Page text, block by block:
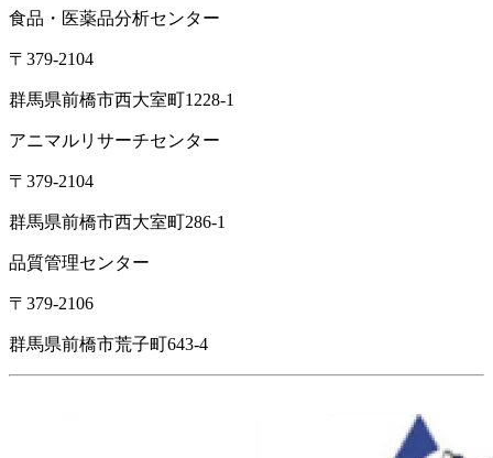
食品・医薬品分析センター
〒379-2104
群馬県前橋市西大室町1228-1
アニマルリサーチセンター
〒379-2104
群馬県前橋市西大室町286-1
品質管理センター
〒379-2106
群馬県前橋市荒子町643-4